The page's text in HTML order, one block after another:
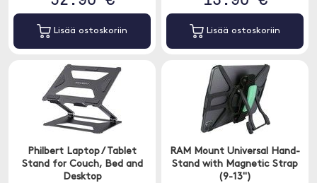
Lisää ostoskoriin Lisää ostoskoriin
Philbert Laptop / Tablet
Stand for Couch, Bed and
Desktop
RAM Mount Universal Hand-
Stand with Magnetic Strap
(9-13")